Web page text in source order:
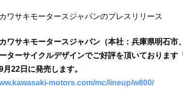
ワサキモータースジャパンのプレスリリース
ワサキモータースジャパン（本社：兵庫県明石市
ターサイクルデザインでご好評を頂いておりま
月22日に発売します。
motors.com/mc/lineup/w800/